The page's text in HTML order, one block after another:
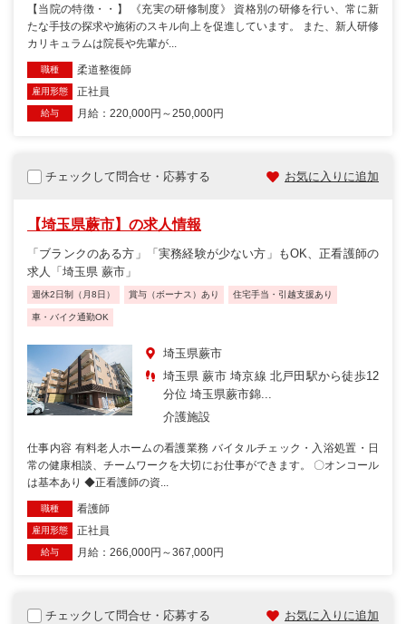
【当院の特徴・・】 《充実の研修制度》 資格別の研修を行い、常に新
たな手技の探求や施術のスキル向上を促進しています。 また、新人研修
カリキュラムは院長や先輩が...
職種 柔道整復師
雇用形態 正社員
給与 月給：220,000円～250,000円
チェックして問合せ・応募する お気に入りに追加
【埼玉県蕨市】の求人情報
「ブランクのある方」「実務経験が少ない方」もOK、正看護師の
求人「埼玉県 蕨市」
週休2日制（月8日） 賞与（ボーナス）あり 住宅手当・引越支援あり
車・バイク通勤OK
埼玉県蕨市
埼玉県 蕨市 埼京線 北戸田駅から徒歩12
分位 埼玉県蕨市錦...
介護施設
仕事内容 有料老人ホームの看護業務 バイタルチェック・入浴処置・日
常の健康相談、チームワークを大切にお仕事ができます。 〇オンコール
は基本あり ◆正看護師の資...
職種 看護師
雇用形態 正社員
給与 月給：266,000円～367,000円
チェックして問合せ・応募する お気に入りに追加